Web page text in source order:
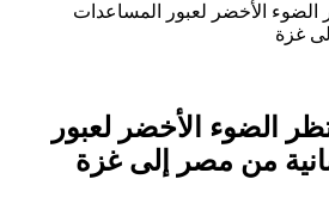
الضوء الأخضر لعبور المساعدات
غزة
الضوء الأخضر لعبور
من مصر إلى غزة